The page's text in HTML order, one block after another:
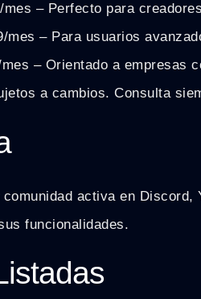
mes – Perfecto para
mes – Para usuarios
– Orientado a empresas
a cambios. Consulta
activa en
funcionalidades.